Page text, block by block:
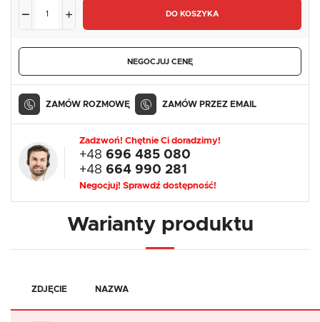
DO KOSZYKA
NEGOCJUJ CENĘ
ZAMÓW ROZMOWĘ ZAMÓW PRZEZ EMAIL
Zadzwoń! Chętnie Ci doradzimy!
+48 696 485 080
+48 664 990 281
Negocjuj! Sprawdź dostępność!
Warianty produktu
ZDJĘCIE NAZWA